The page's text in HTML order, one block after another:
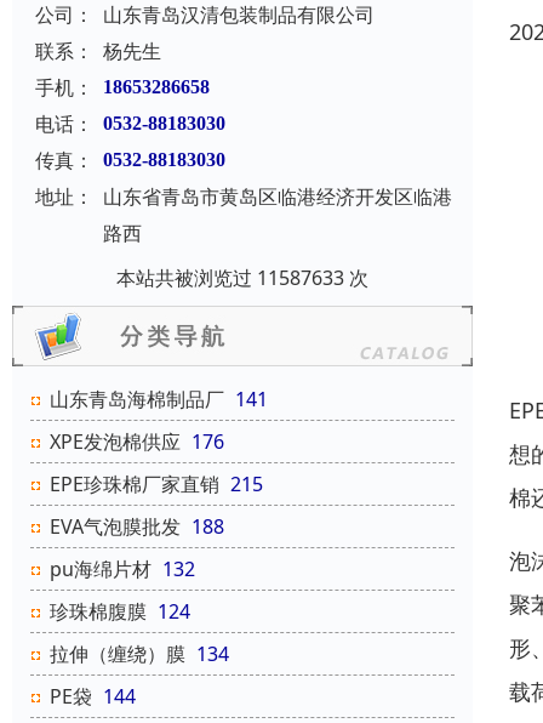
公司：
山东青岛汉清包装制品有限公司
联系：
杨先生
手机：
18653286658
电话： 0532-88183030
传真： 0532-88183030
地址：
山东省青岛市黄岛区临港经济开发区临港
路西
本站共被浏览过 11587633 次
山东青岛海棉制品厂 141
XPE发泡棉供应 176
EPE珍珠棉厂家直销 215
EVA气泡膜批发 188
pu海绵片材 132
珍珠棉腹膜 124
拉伸（缠绕）膜 134
PE袋 144
想
棉
泡
聚
形
载